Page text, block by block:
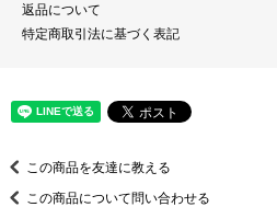
返品について
特定商取引法に基づく表記
この商品を友達に教える
この商品について問い合わせる